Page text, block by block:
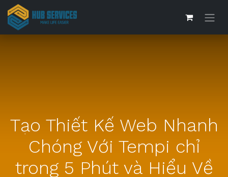
Tạo Thiết Kế Web Nhanh
Chóng Với Tempi chỉ
trong 5 Phút và Hiểu Về